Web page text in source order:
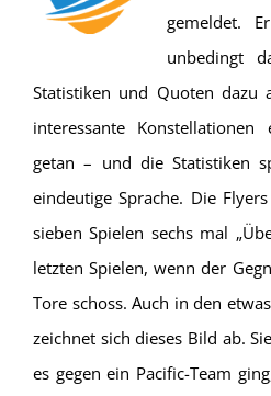
gemeldet.
unbedingt
Statistiken und Quoten dazu
interessante Konstellationen
getan – und die Statistiken
eindeutige Sprache. Die
sieben Spielen sechs mal
letzten Spielen, wenn der
Tore schoss. Auch in den
zeichnet sich dieses Bild ab.
es gegen ein Pacific-Team